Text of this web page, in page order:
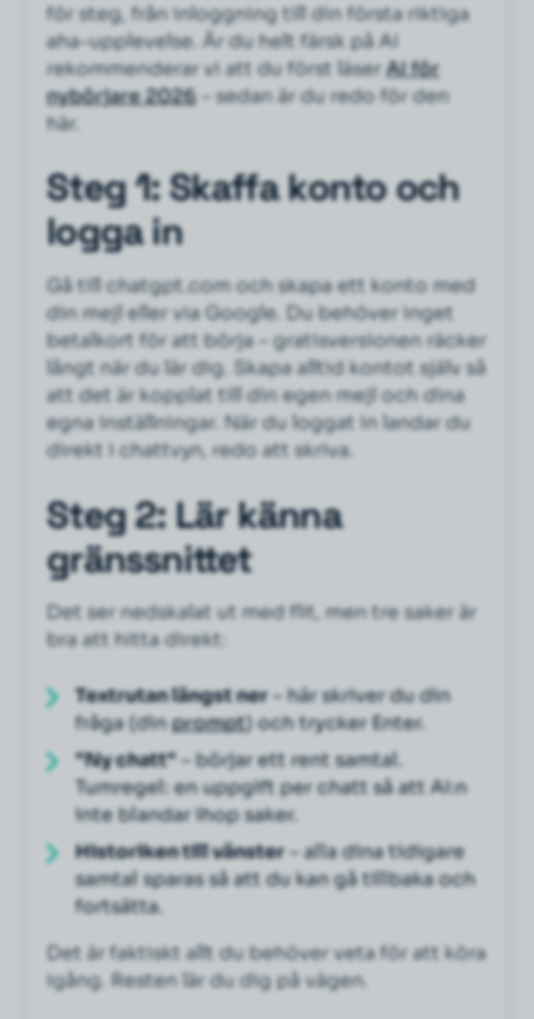
för steg, från inloggning till din första riktiga
aha-upplevelse. Är du helt färsk på AI
rekommenderar vi att du först läserAI för
nybörjare 2026– sedan är du redo för den
här.
Steg 1: Skaffa konto och
logga in
Gå till chatgpt.com och skapa ett konto med
din mejl eller via Google. Du behöver inget
betalkort för att börja – gratisversionen räcker
långt när du lär dig. Skapa alltid kontot själv så
att det är kopplat till din egen mejl och dina
egna inställningar. När du loggat in landar du
direkt i chattvyn, redo att skriva.
Steg 2: Lär känna
gränssnittet
Det ser nedskalat ut med flit, men tre saker är
bra att hitta direkt:
Textrutan längst ner– här skriver du din
fråga (dinprompt) och trycker Enter.
"Ny chatt"– börjar ett rent samtal.
Tumregel: en uppgift per chatt så att AI:n
inte blandar ihop saker.
Historiken till vänster– alla dina tidigare
samtal sparas så att du kan gå tillbaka och
fortsätta.
Det är faktiskt allt du behöver veta för att köra
igång. Resten lär du dig på vägen.